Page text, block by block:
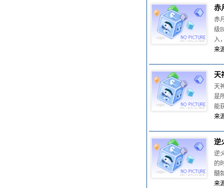
赤
赤
级
入
来
天
天
是
能
来
逆
逆
的
髓
来